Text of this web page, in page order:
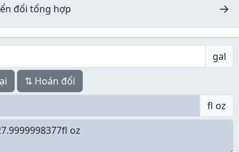
đổi tổng hợp →
gal
⇅ Hoán đổi
fl oz